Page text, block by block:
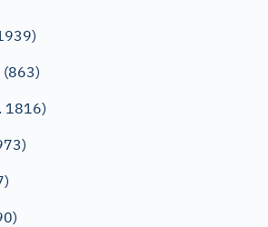
(863)
1816)